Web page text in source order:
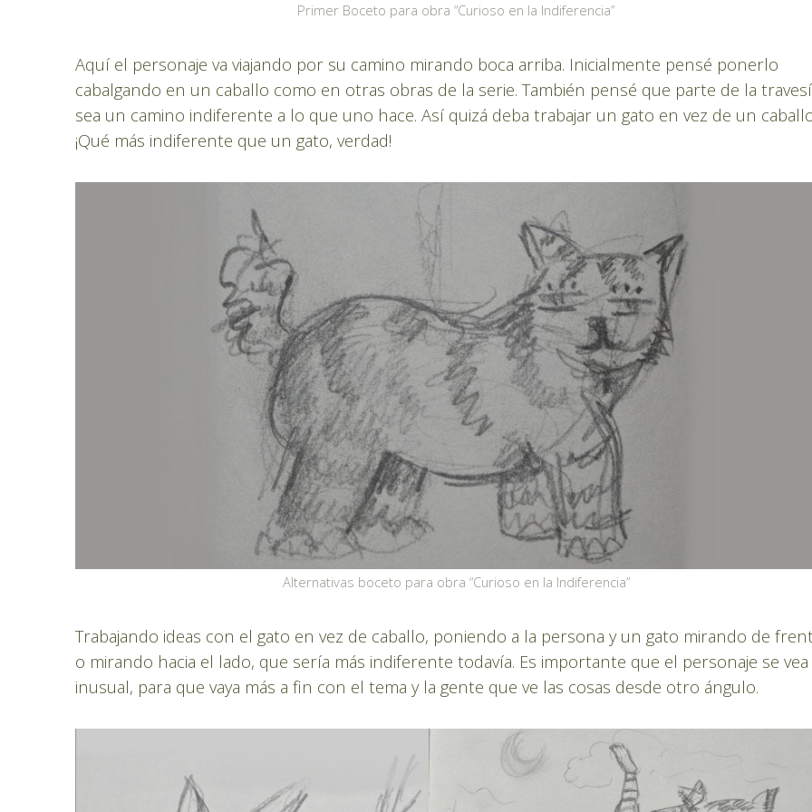
Primer Boceto para obra “Curioso en la Indiferencia”
Aquí el personaje va viajando por su camino mirando boca arriba. Inicialmente pensé ponerlo
cabalgando en un caballo como en otras obras de la serie. También pensé que parte de la
sea un camino indiferente a lo que uno hace. Así quizá deba trabajar un gato en vez de un
¡Qué más indiferente que un gato, verdad!
Alternativas boceto para obra “Curioso en la Indiferencia”
Trabajando ideas con el gato en vez de caballo, poniendo a la persona y un gato mirando de
o mirando hacia el lado, que sería más indiferente todavía. Es importante que el personaje se vea
inusual, para que vaya más a fin con el tema y la gente que ve las cosas desde otro ángulo.